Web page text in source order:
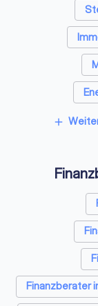
Finanzfragen mit
Finanzberater in
add
Finanzberater